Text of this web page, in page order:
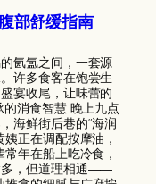
部舒缓指南
氤氲之间，一套源
许多食客在饱尝生
宴收尾，让味蕾的
消食智慧 晚上九点
海鲜街后巷的“海润
正在调配按摩油，
年在船上吃冷食，
多，但道理相通——